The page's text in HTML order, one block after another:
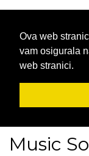
Ova web
vam osigurala
web stranici.
Menu
Music